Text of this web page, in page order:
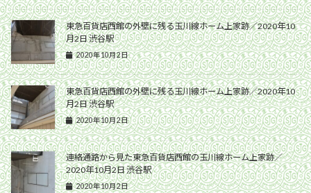
東急百貨店西館の外壁に残る玉川線ホーム上家跡／2020年10
月2日 渋谷駅
2020年10月2日
東急百貨店西館の外壁に残る玉川線ホーム上家跡／2020年10
月2日 渋谷駅
2020年10月2日
連絡通路から見た東急百貨店西館の玉川線ホーム上家跡／
2020年10月2日 渋谷駅
2020年10月2日